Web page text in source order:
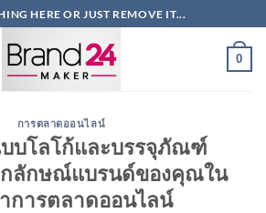
HERE OR JUST REMOVE IT...
0
การตลาดออนไลน์
บโลโก้และบรรจุภัณฑ์
กลักษณ์แบรนด์ของคุณใน
การตลาดออนไลน์